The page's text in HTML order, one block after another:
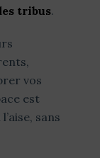
tribus.
vos
est
sans